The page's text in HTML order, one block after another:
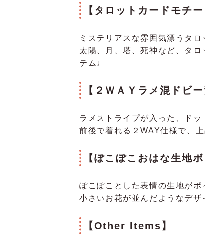
【 タロットカードモチー
ミステリアスな雰囲気漂うタ
太陽、月、塔、死神など、タ
テム♩
【 ２ＷＡＹラメ混ドビー
ラメストライプが入った、ドッ
前後で着れる２WAY仕様で、
【ぽこぽこおはな生地ボ
ぽこぽことした表情の生地がポ
小さいお花が並んだようなデ
【Other Items】